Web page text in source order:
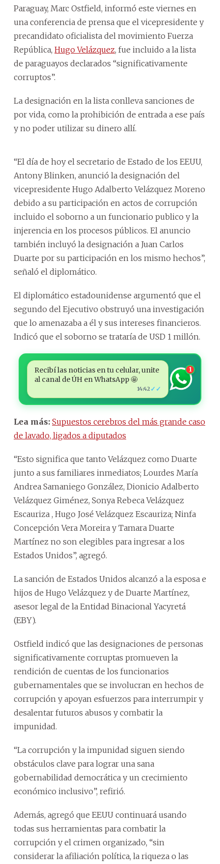
Paraguay, Marc Ostfield, informó este viernes en
una conferencia de prensa que el vicepresidente y
precandidato oficialista del movimiento Fuerza
República, Hugo Velázquez, fue incluido a la lista
de paraguayos declarados “significativamente
corruptos”.
La designación en la lista conlleva sanciones de
por vida, como la prohibición de entrada a ese país
y no poder utilizar su dinero allí.
“El día de hoy el secretario de Estado de los EEUU,
Antony Blinken, anunció la designación del
vicepresidente Hugo Adalberto Velázquez Moreno
debido a su participación en actos de corrupción
incluido el soborno a un funcionario publico y la
injerencia en los procesos públicos. El anuncio
también incluyó la designación a Juan Carlos
Duarte por su participación en los mismo hechos”,
señaló el diplomático.
El diplomático estadounidense argumentó que el
segundo del Ejecutivo obstruyó una investigación
que lo amenazaba a él y sus intereses financieros.
Indicó que el soborno se trataría de USD 1 millón.
Recibí las noticias en tu celular, unite
al canal de ÚH en WhatsApp 🤩
14:42 ✓✓
1
Lea más: Supuestos cerebros del más grande caso
de lavado, ligados a diputados
“Esto significa que tanto Velázquez como Duarte
junto a sus familiares inmediatos; Lourdes María
Andrea Samaniego González, Dionicio Adalberto
Velázquez Giménez, Sonya Rebeca Velázquez
Escauriza , Hugo José Velázquez Escauriza; Ninfa
Concepción Vera Moreira y Tamara Duarte
Martínez no son elegibles para ingresar a los
Estados Unidos”, agregó.
La sanción de Estados Unidos alcanzó a la esposa e
hijos de Hugo Velázquez y de Duarte Martínez,
asesor legal de la Entidad Binacional Yacyretá
(EBY).
Ostfield indicó que las designaciones de personas
significativamente corruptas promueven la
rendición de cuentas de los funcionarios
gubernamentales que se involucran en hechos de
corrupción y apoyan esfuerzos para interrumpir y
desalentar futuros abusos y combatir la
impunidad.
“La corrupción y la impunidad siguen siendo
obstáculos clave para lograr una sana
gobernabilidad democrática y un crecimiento
económico inclusivo”, refirió.
Además, agregó que EEUU continuará usando
todas sus herramientas para combatir la
corrupción y el crimen organizado, “sin
considerar la afiliación política, la riqueza o las